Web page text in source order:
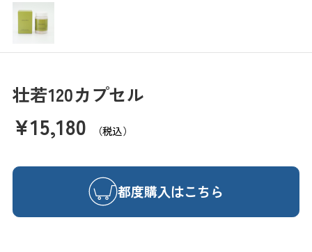
壮若120カプセル
¥15,180 （税込）
都度購入はこちら